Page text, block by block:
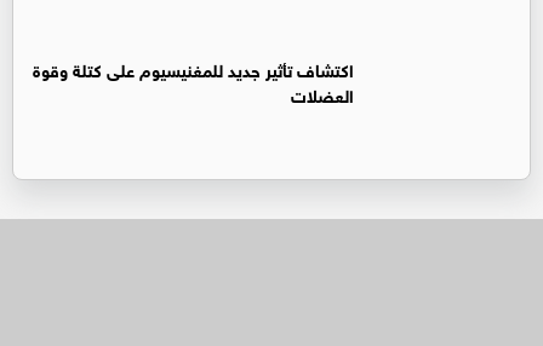
اكتشاف تأثير جديد للمغنيسيوم على كتلة وقوة
العضلات